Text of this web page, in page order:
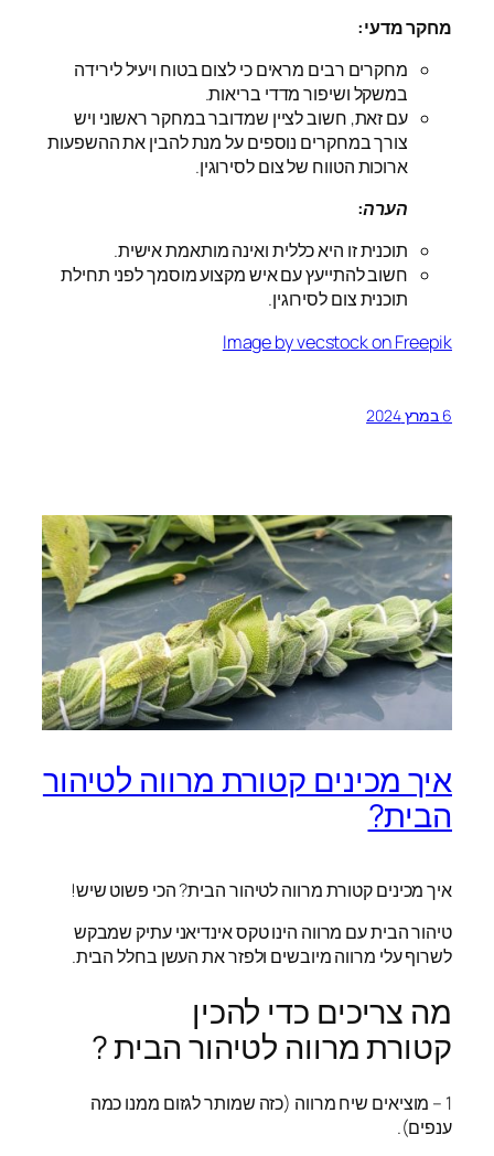
מחקר מדעי:
מחקרים רבים מראים כי לצום בטוח ויעיל לירידה
במשקל ושיפור מדדי בריאות.
עם זאת, חשוב לציין שמדובר במחקר ראשוני ויש
צורך במחקרים נוספים על מנת להבין את ההשפעות
ארוכות הטווח של צום לסירוגין.
הערה:
תוכנית זו היא כללית ואינה מותאמת אישית.
חשוב להתייעץ עם איש מקצוע מוסמך לפני תחילת
תוכנית צום לסירוגין.
Image by vecstock on Freepik
6 במרץ 2024
איך מכינים קטורת מרווה לטיהור
הבית?
איך מכינים קטורת מרווה לטיהור הבית? הכי פשוט שיש!
טיהור הבית עם מרווה הינו טקס אינדיאני עתיק שמבקש
לשרוף עלי מרווה מיובשים ולפזר את העשן בחלל הבית.
מה צריכים כדי להכין
קטורת מרווה לטיהור הבית ?
1 – מוציאים שיח מרווה (כזה שמותר לגזום ממנו כמה
ענפים).